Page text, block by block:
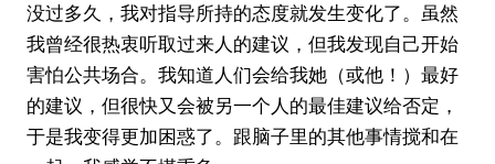
没过多久，我对指导所持的态度就发生变化了。虽然
我曾经很热衷听取过来人的建议，但我发现自己开始
害怕公共场合。我知道人们会给我她（或他！）最好
的建议，但很快又会被另一个人的最佳建议给否定，
于是我变得更加困惑了。跟脑子里的其他事情搅和在